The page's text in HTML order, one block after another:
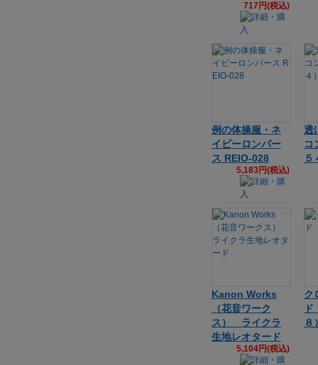
717円(税込)
例の体操服・ネ
イビーロンパー
ス REIO-028
5,183円(税込)
透
コ
５
Kanon Works
（花音ワーク
ス） ライクラ
生地レオタード
5,104円(税込)
ク
８